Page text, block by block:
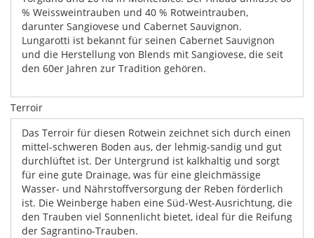
% Weissweintrauben und 40 % Rotweintrauben,
darunter Sangiovese und Cabernet Sauvignon.
Lungarotti ist bekannt für seinen Cabernet Sauvignon
und die Herstellung von Blends mit Sangiovese, die seit
den 60er Jahren zur Tradition gehören.
Terroir
Das Terroir für diesen Rotwein zeichnet sich durch einen
mittel-schweren Boden aus, der lehmig-sandig und gut
durchlüftet ist. Der Untergrund ist kalkhaltig und sorgt
für eine gute Drainage, was für eine gleichmässige
Wasser- und Nährstoffversorgung der Reben förderlich
ist. Die Weinberge haben eine Süd-West-Ausrichtung, die
den Trauben viel Sonnenlicht bietet, ideal für die Reifung
der Sagrantino-Trauben.